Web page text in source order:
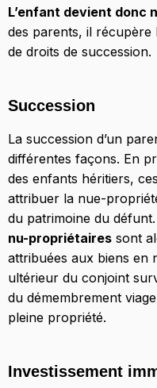
L’enfant devient donc
des parents, il
de droits de succession.
Succession
La succession d’un
différentes façons. En
des enfants héritiers,
attribuer la nue-
du patrimoine du défunt.
nu-propriétaires sont
attribuées aux biens en
ultérieur du conjoint
du démembrement
pleine propriété.
Investissement